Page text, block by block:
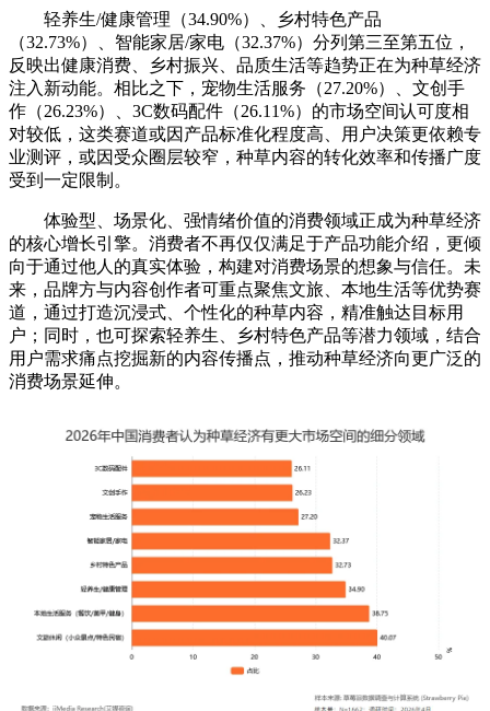
轻养生/健康管理（34.90%）、乡村特色产品
（32.73%）、智能家居/家电（32.37%）分列第三至第五位，
反映出健康消费、乡村振兴、品质生活等趋势正在为种草经济
注入新动能。相比之下，宠物生活服务（27.20%）、文创手
作（26.23%）、3C数码配件（26.11%）的市场空间认可度相
对较低，这类赛道或因产品标准化程度高、用户决策更依赖专
业测评，或因受众圈层较窄，种草内容的转化效率和传播广度
受到一定限制。
体验型、场景化、强情绪价值的消费领域正成为种草经济
的核心增长引擎。消费者不再仅仅满足于产品功能介绍，更倾
向于通过他人的真实体验，构建对消费场景的想象与信任。未
来，品牌方与内容创作者可重点聚焦文旅、本地生活等优势赛
道，通过打造沉浸式、个性化的种草内容，精准触达目标用
户；同时，也可探索轻养生、乡村特色产品等潜力领域，结合
用户需求痛点挖掘新的内容传播点，推动种草经济向更广泛的
消费场景延伸。